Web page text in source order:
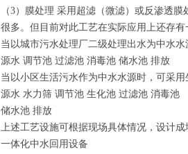
（3）膜处理 采用超滤（微滤）或反渗透
很多。但目前对此工艺在实际应用上还存有
当以城市污水处理厂二级处理出水为中水
源水 调节池 过滤池 消毒池 储水池 排放
当以小区生活污水作为中水水源时，可采用
源水 水力筛 调节池 生化池 过滤池 消毒池
储水池 排放
上述工艺设施可根据现场具体情况，设计成
一体化中水回用设备